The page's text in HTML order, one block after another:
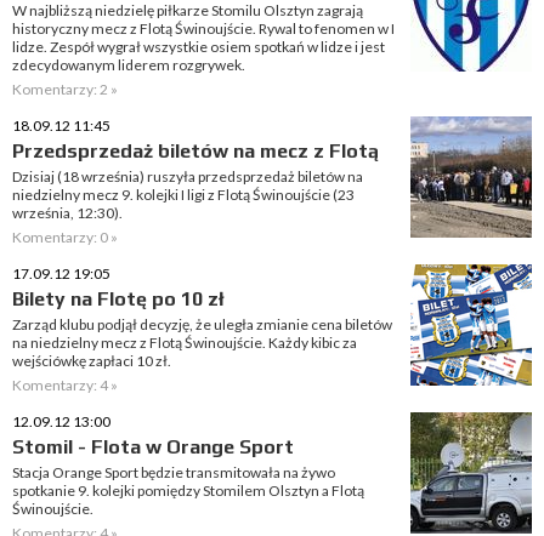
W najbliższą niedzielę piłkarze Stomilu Olsztyn zagrają
historyczny mecz z Flotą Świnoujście. Rywal to fenomen w I
lidze. Zespół wygrał wszystkie osiem spotkań w lidze i jest
zdecydowanym liderem rozgrywek.
Komentarzy: 2 »
18.09.12 11:45
Przedsprzedaż biletów na mecz z Flotą
Dzisiaj (18 września) ruszyła przedsprzedaż biletów na
niedzielny mecz 9. kolejki I ligi z Flotą Świnoujście (23
września, 12:30).
Komentarzy: 0 »
17.09.12 19:05
Bilety na Flotę po 10 zł
Zarząd klubu podjął decyzję, że uległa zmianie cena biletów
na niedzielny mecz z Flotą Świnoujście. Każdy kibic za
wejściówkę zapłaci 10 zł.
Komentarzy: 4 »
12.09.12 13:00
Stomil - Flota w Orange Sport
Stacja Orange Sport będzie transmitowała na żywo
spotkanie 9. kolejki pomiędzy Stomilem Olsztyn a Flotą
Świnoujście.